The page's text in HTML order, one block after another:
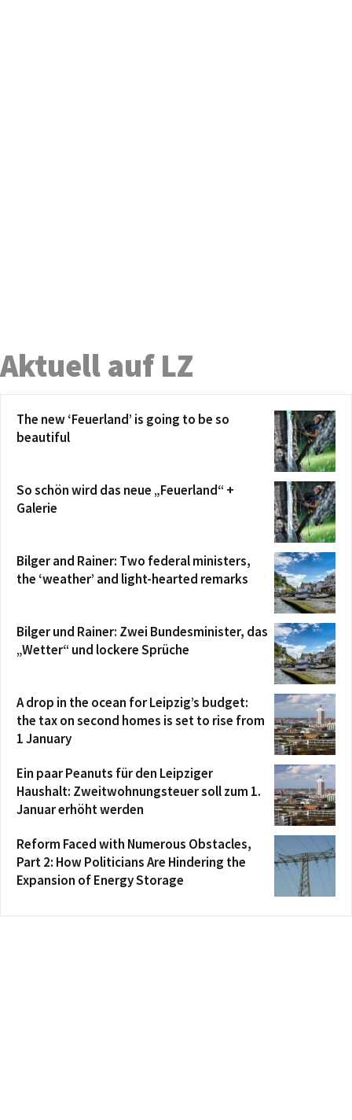
Aktuell auf LZ
The new ‘Feuerland’ is going to be so
beautiful
So schön wird das neue „Feuerland“ +
Galerie
Bilger and Rainer: Two federal ministers,
the ‘weather’ and light-hearted remarks
Bilger und Rainer: Zwei Bundesminister, das
„Wetter“ und lockere Sprüche
A drop in the ocean for Leipzig’s budget:
the tax on second homes is set to rise from
1 January
Ein paar Peanuts für den Leipziger
Haushalt: Zweitwohnungsteuer soll zum 1.
Januar erhöht werden
Reform Faced with Numerous Obstacles,
Part 2: How Politicians Are Hindering the
Expansion of Energy Storage